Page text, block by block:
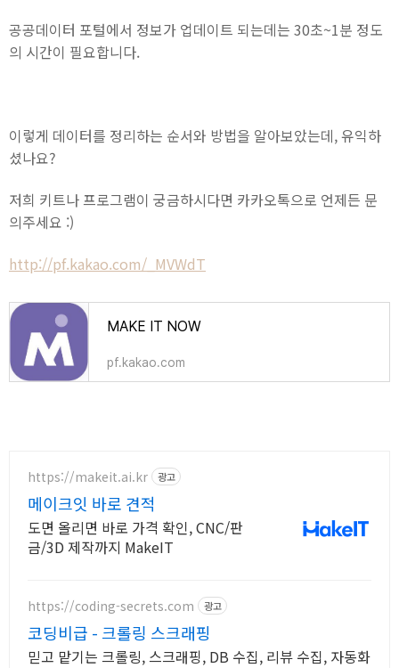
공공데이터 포털에서 정보가 업데이트 되는데는 30초~1분 정도
의 시간이 필요합니다.
이렇게 데이터를 정리하는 순서와 방법을 알아보았는데, 유익하
셨나요?
저희 키트나 프로그램이 궁금하시다면 카카오톡으로 언제든 문
의주세요 :)
http://pf.kakao.com/_MVWdT
MAKE IT NOW
pf.kakao.com
https://makeit.ai.kr 광고
메이크잇 바로 견적
도면 올리면 바로 가격 확인, CNC/판
금/3D 제작까지 MakeIT
https://coding-secrets.com 광고
코딩비급 - 크롤링 스크래핑
믿고 맡기는 크롤링, 스크래핑, DB 수집, 리뷰 수집, 자동화